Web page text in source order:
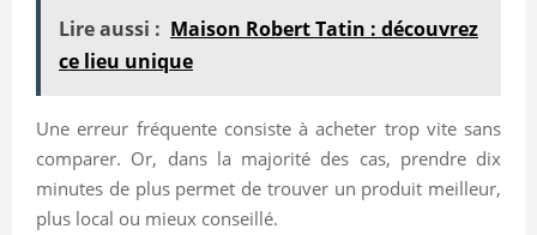
Lire aussi : Maison Robert Tatin : découvrez
ce lieu unique
Une erreur fréquente consiste à acheter trop vite sans
comparer. Or, dans la majorité des cas, prendre dix
minutes de plus permet de trouver un produit meilleur,
plus local ou mieux conseillé.